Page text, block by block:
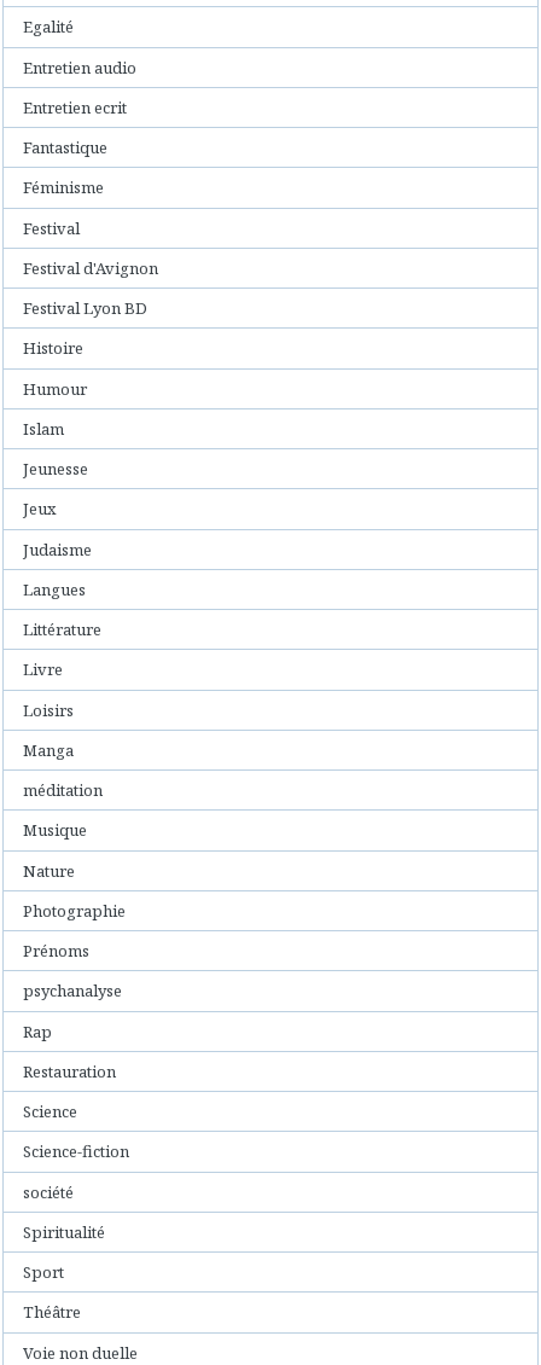
Egalité
Entretien audio
Entretien ecrit
Fantastique
Féminisme
Festival
Festival d'Avignon
Festival Lyon BD
Histoire
Humour
Islam
Jeunesse
Jeux
Judaisme
Langues
Littérature
Livre
Loisirs
Manga
méditation
Musique
Nature
Photographie
Prénoms
psychanalyse
Rap
Restauration
Science
Science-fiction
société
Spiritualité
Sport
Théâtre
Voie non duelle